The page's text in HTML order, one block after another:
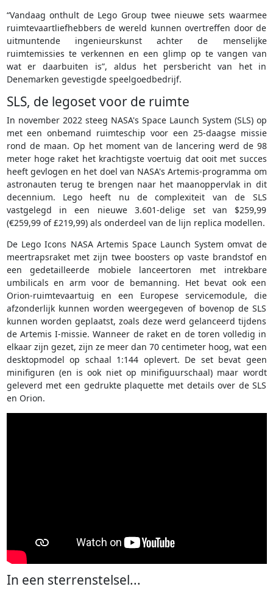
“Vandaag onthult de Lego Group twee nieuwe sets waarmee
ruimtevaartliefhebbers de wereld kunnen overtreffen door de
uitmuntende ingenieurskunst achter de menselijke
ruimtemissies te verkennen en een glimp op te vangen van
wat er daarbuiten is”, aldus het persbericht van het in
Denemarken gevestigde speelgoedbedrijf.
SLS, de legoset voor de ruimte
In november 2022 steeg NASA's Space Launch System (SLS) op
met een onbemand ruimteschip voor een 25-daagse missie
rond de maan. Op het moment van de lancering werd de 98
meter hoge raket het krachtigste voertuig dat ooit met succes
heeft gevlogen en het doel van NASA's Artemis-programma om
astronauten terug te brengen naar het maanoppervlak in dit
decennium. Lego heeft nu de complexiteit van de SLS
vastgelegd in een nieuwe 3.601-delige set van $259,99
(€259,99 of £219,99) als onderdeel van de lijn replica modellen.
De Lego Icons NASA Artemis Space Launch System omvat de
meertrapsraket met zijn twee boosters op vaste brandstof en
een gedetailleerde mobiele lanceertoren met intrekbare
umbilicals en arm voor de bemanning. Het bevat ook een
Orion-ruimtevaartuig en een Europese servicemodule, die
afzonderlijk kunnen worden weergegeven of bovenop de SLS
kunnen worden geplaatst, zoals deze werd gelanceerd tijdens
de Artemis I-missie. Wanneer de raket en de toren volledig in
elkaar zijn gezet, zijn ze meer dan 70 centimeter hoog, wat een
desktopmodel op schaal 1:144 oplevert. De set bevat geen
minifiguren (en is ook niet op minifiguurschaal) maar wordt
geleverd met een gedrukte plaquette met details over de SLS
en Orion.
In een sterrenstelsel...